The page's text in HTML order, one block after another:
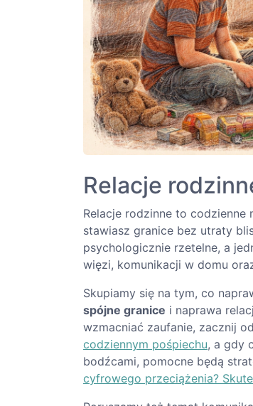
Relacje
Relacje rodzinne to
stawiasz granice bez utraty
psychologicznie rzetelne, a
więzi, komunikacji w domu
Skupiamy się na tym, co
spójne granice i naprawa
wzmacniać zaufanie, zacznij
codziennym pośpiechu, a gdy
bodźcami, pomocne będą
cyfrowego przeciążenia?